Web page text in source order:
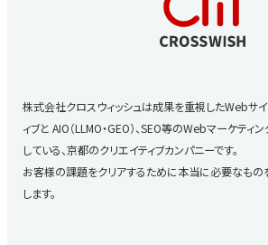
株式会社クロスウィッシュは成果を重視したWebサ
ィブと AIO（LLMO・GEO）、SEO等のWebマーケティ
している、京都のクリエイティブカンパニーです。
お客様の課題をクリアするために本当に必要なも
します。